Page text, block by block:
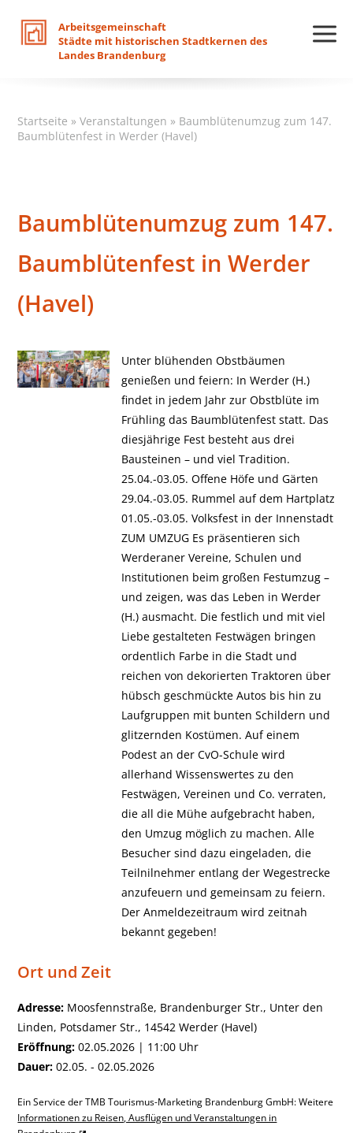
Arbeitsgemeinschaft
Städte mit historischen Stadtkernen des
Landes Brandenburg
Startseite »Veranstaltungen » Baumblütenumzug zum 147.
Baumblütenfest in Werder (Havel)
Baumblütenumzug zum 147.
Baumblütenfest in Werder
(Havel)
Unter blühenden Obstbäumen
genießen und feiern: In Werder (H.)
findet in jedem Jahr zur Obstblüte im
Frühling das Baumblütenfest statt. Das
diesjährige Fest besteht aus drei
Bausteinen – und viel Tradition.
25.04.-03.05. Offene Höfe und Gärten
29.04.-03.05. Rummel auf dem Hartplatz
01.05.-03.05. Volksfest in der Innenstadt
ZUM UMZUG Es präsentieren sich
Werderaner Vereine, Schulen und
Institutionen beim großen Festumzug –
und zeigen, was das Leben in Werder
(H.) ausmacht. Die festlich und mit viel
Liebe gestalteten Festwägen bringen
ordentlich Farbe in die Stadt und
reichen von dekorierten Traktoren über
hübsch geschmückte Autos bis hin zu
Laufgruppen mit bunten Schildern und
glitzernden Kostümen. Auf einem
Podest an der CvO-Schule wird
allerhand Wissenswertes zu den
Festwägen, Vereinen und Co. verraten,
die all die Mühe aufgebracht haben,
den Umzug möglich zu machen. Alle
Besucher sind dazu eingeladen, die
Teilnilnehmer entlang der Wegestrecke
anzufeuern und gemeinsam zu feiern.
Der Anmeldezeitraum wird zeitnah
bekannt gegeben!
Ort und Zeit
Adresse: Moosfennstraße, Brandenburger Str., Unter den
Linden, Potsdamer Str., 14542 Werder (Havel)
Eröffnung: 02.05.2026 | 11:00 Uhr
Dauer: 02.05. - 02.05.2026
Ein Service der TMB Tourismus-Marketing Brandenburg GmbH: Weitere
Informationen zu Reisen, Ausflügen und Veranstaltungen in